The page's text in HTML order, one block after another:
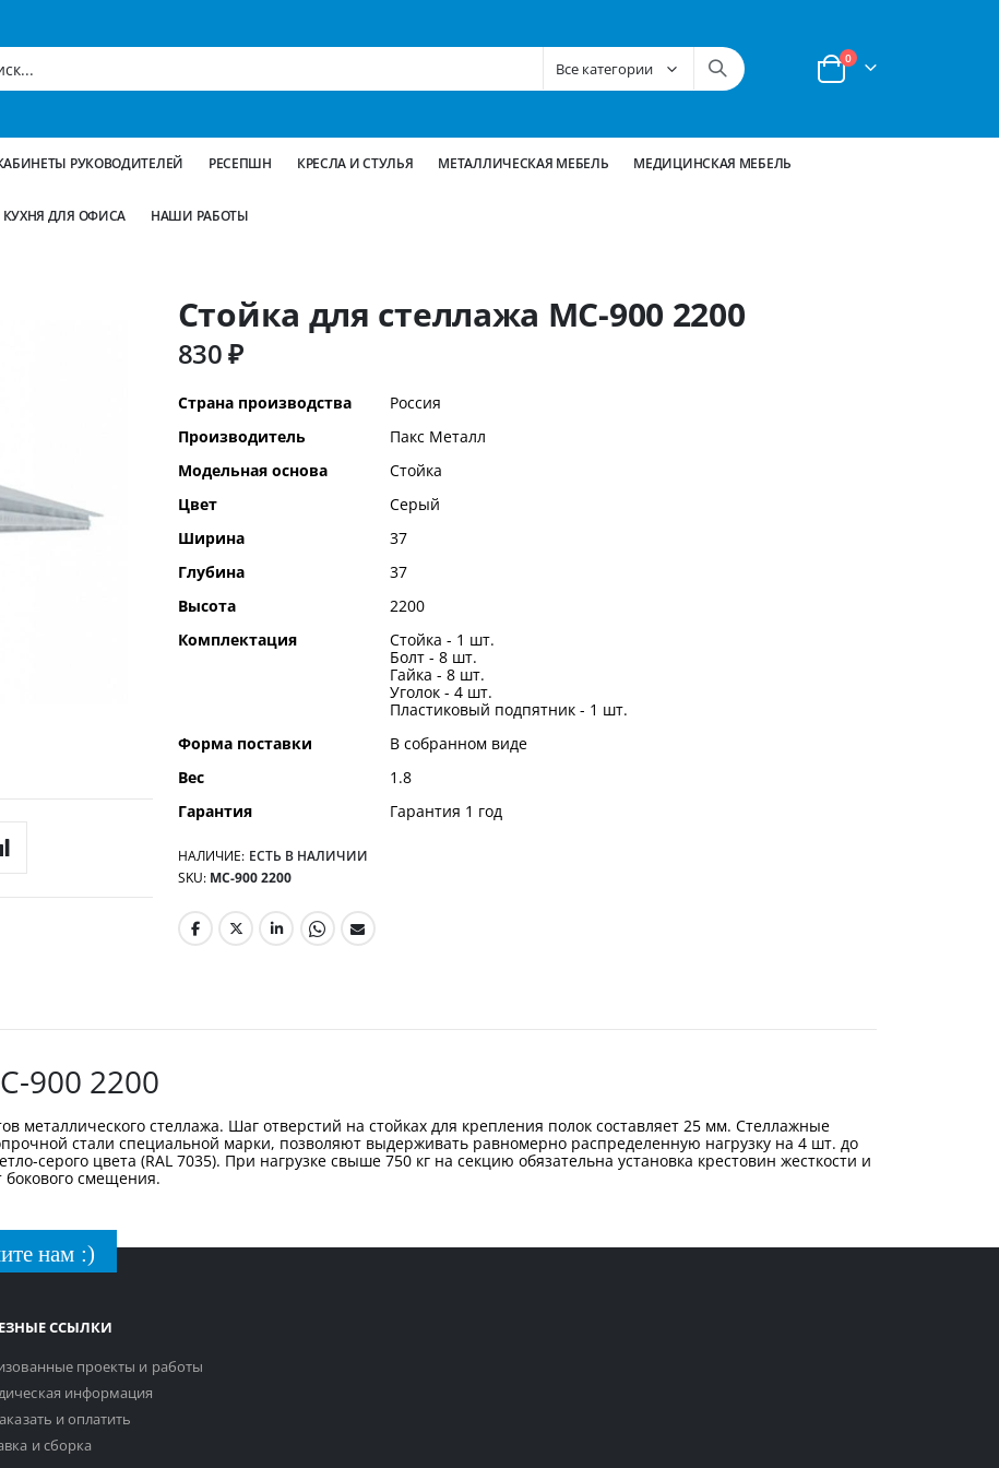
Корзина
0позиции
РУКОВОДИТЕЛЕЙ РЕСЕПШН КРЕСЛА И СТУЛЬЯ МЕТАЛЛИЧЕСКАЯ МЕБЕЛЬ МЕДИЦИНСКАЯ МЕБЕЛЬ
КУХНЯ ДЛЯ ОФИСА НАШИ РАБОТЫ
Стойка для стеллажа МС-900 2200
830 ₽
Дополнительная
информация
Страна производства
Россия
Производитель
Пакс Металл
Модельная основа
Стойка
Цвет
Серый
Ширина
37
Глубина
37
Высота
2200
Комплектация
Стойка - 1 шт.
Болт - 8 шт.
Гайка - 8 шт.
Уголок - 4 шт.
Пластиковый подпятник - 1 шт.
Форма поставки
В собранном виде
Вес
1.8
Гарантия
Гарантия 1 год
НАЛИЧИЕ: ЕСТЬ В НАЛИЧИИ
SKU МС-900 2200
900 2200
металлического стеллажа. Шаг отверстий на стойках для крепления полок составляет 25 мм. Стеллажные
стали специальной марки, позволяют выдерживать равномерно распределенную нагрузку на 4 шт. до
серого цвета (RAL 7035). При нагрузке свыше 750 кг на секцию обязательна установка крестовин жесткости и
бокового смещения.
нам :)
ССЫЛКИ
проекты и работы
информация
и оплатить
и сборка